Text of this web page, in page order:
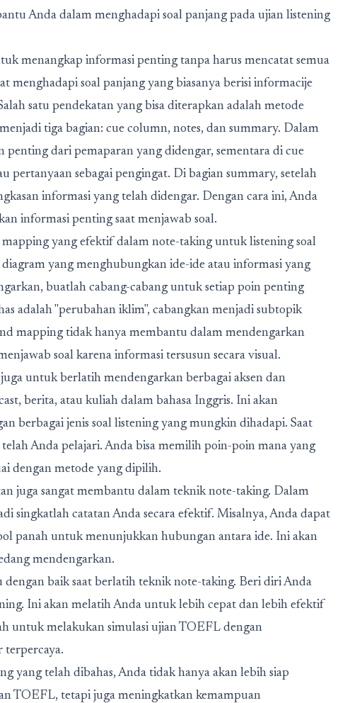
Anda dalam menghadapi soal panjang pada ujian listening
menangkap informasi penting tanpa harus mencatat semua
menghadapi soal panjang yang biasanya berisi informacije
satu pendekatan yang bisa diterapkan adalah metode
tiga bagian: cue column, notes, dan summary. Dalam
penting dari pemaparan yang didengar, sementara di cue
pertanyaan sebagai pengingat. Di bagian summary, setelah
informasi yang telah didengar. Dengan cara ini, Anda
informasi penting saat menjawab soal.
yang efektif dalam note-taking untuk listening soal
yang menghubungkan ide-ide atau informasi yang
buatlah cabang-cabang untuk setiap poin penting
adalah "perubahan iklim", cabangkan menjadi subtopik
mapping tidak hanya membantu dalam mendengarkan
soal karena informasi tersusun secara visual.
untuk berlatih mendengarkan berbagai aksen dan
berita, atau kuliah dalam bahasa Inggris. Ini akan
berbagai jenis soal listening yang mungkin dihadapi. Saat
Anda pelajari. Anda bisa memilih poin-poin mana yang
dengan metode yang dipilih.
juga sangat membantu dalam teknik note-taking. Dalam
singkatlah catatan Anda secara efektif. Misalnya, Anda dapat
panah untuk menunjukkan hubungan antara ide. Ini akan
mendengarkan.
baik saat berlatih teknik note-taking. Beri diri Anda
Ini akan melatih Anda untuk lebih cepat dan lebih efektif
untuk melakukan simulasi ujian TOEFL dengan
terpercaya.
yang telah dibahas, Anda tidak hanya akan lebih siap
TOEFL, tetapi juga meningkatkan kemampuan